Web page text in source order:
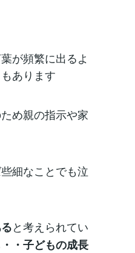
が頻繁に出るよ
あります
め親の指示や家
細なことでも泣
と考えられてい
・子どもの成長